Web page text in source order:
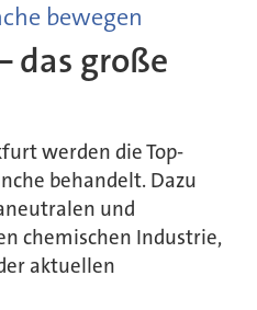
bewegen
das große
werden die Top-
behandelt. Dazu
und
chemischen Industrie,
aktuellen